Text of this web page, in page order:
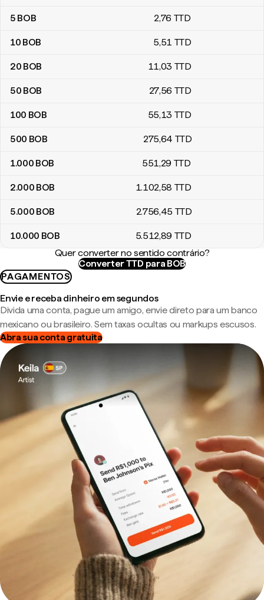
Tabela de conversão de Bolivianos da Bolívia para Dólares de
5 BOB 2,76 TTD
10 BOB 5,51 TTD
20 BOB 11,03 TTD
50 BOB 27,56 TTD
100 BOB 55,13 TTD
500 BOB 275,64 TTD
1.000 BOB 551,29 TTD
2.000 BOB 1.102,58 TTD
5.000 BOB 2.756,45 TTD
10.000 BOB 5.512,89 TTD
Quer converter no sentido contrário?
Converter TTD para BOB
PAGAMENTOS
Envie e receba dinheiro em segundos
Divida uma conta, pague um amigo, envie direto para um banco
mexicano ou brasileiro. Sem taxas ocultas ou markups escusos.
Abra sua conta gratuita